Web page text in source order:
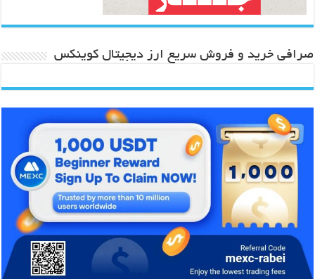
صرافی خرید و فروش سریع ارز دیجیتال کوینکس